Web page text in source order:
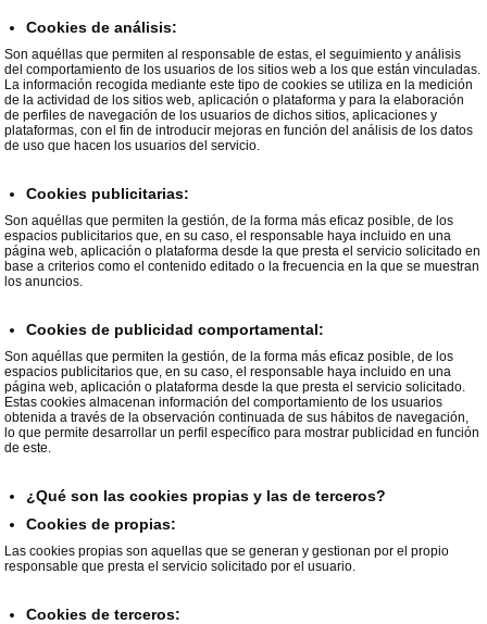
Cookies de análisis:
Son aquéllas que permiten al responsable de estas, el seguimiento y análisis
del comportamiento de los usuarios de los sitios web a los que están vinculadas.
La información recogida mediante este tipo de cookies se utiliza en la medición
de la actividad de los sitios web, aplicación o plataforma y para la elaboración
de perfiles de navegación de los usuarios de dichos sitios, aplicaciones y
plataformas, con el fin de introducir mejoras en función del análisis de los datos
de uso que hacen los usuarios del servicio.
Cookies publicitarias:
Son aquéllas que permiten la gestión, de la forma más eficaz posible, de los
espacios publicitarios que, en su caso, el responsable haya incluido en una
página web, aplicación o plataforma desde la que presta el servicio solicitado en
base a criterios como el contenido editado o la frecuencia en la que se muestran
los anuncios.
Cookies de publicidad comportamental:
Son aquéllas que permiten la gestión, de la forma más eficaz posible, de los
espacios publicitarios que, en su caso, el responsable haya incluido en una
página web, aplicación o plataforma desde la que presta el servicio solicitado.
Estas cookies almacenan información del comportamiento de los usuarios
obtenida a través de la observación continuada de sus hábitos de navegación,
lo que permite desarrollar un perfil específico para mostrar publicidad en función
de este.
¿Qué son las cookies propias y las de terceros?
Cookies de propias:
Las cookies propias son aquellas que se generan y gestionan por el propio
responsable que presta el servicio solicitado por el usuario.
Cookies de terceros: